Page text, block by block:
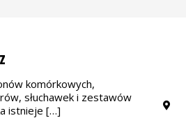
komórkowych,
słuchawek i zestawów
istnieje […]